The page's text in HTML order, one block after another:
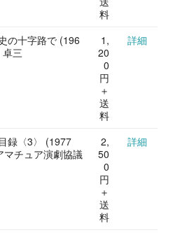
料
の十字路で (196
三
1,
20
0
円
＋
送
料
詳細
録〈3〉 (1977
マチュア演劇協議
2,
50
0
円
＋
送
料
詳細